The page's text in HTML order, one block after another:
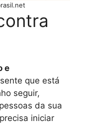
e
que está
seguir,
da sua
iniciar